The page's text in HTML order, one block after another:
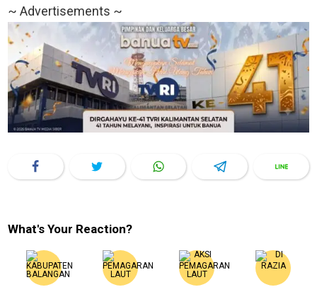
~ Advertisements ~
What's Your Reaction?